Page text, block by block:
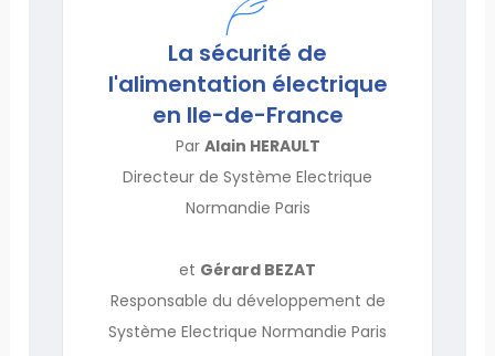
La sécurité de
l'alimentation électrique
en Ile-de-France
Par Alain HERAULT
Directeur de Système Electrique
Normandie Paris
et Gérard BEZAT
Responsable du développement de
Système Electrique Normandie Paris